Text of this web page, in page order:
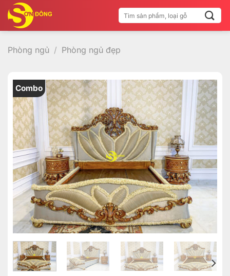
qua
nội
dung
Tìm
kiếm:
Phòng ngủ / Phòng ngủ đẹp
Combo